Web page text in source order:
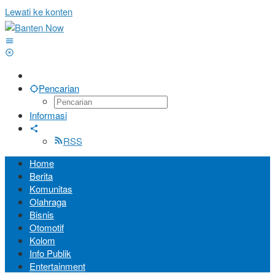
Lewati ke konten
Pencarian
Informasi
RSS
Home
Berita
Komunitas
Olahraga
Bisnis
Otomotif
Kolom
Info Publik
Entertainment